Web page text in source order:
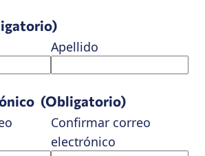
Apellido
(Obligatorio)
Confirmar correo
electrónico